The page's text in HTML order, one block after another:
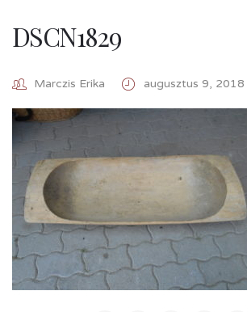
DSCN1829
Marczis Erika augusztus 9, 2018